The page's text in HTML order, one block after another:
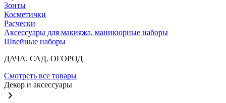
Зонты
Косметички
Расчески
Аксессуары для макияжа, маникюрные наборы
Швейные наборы
ДАЧА. САД. ОГОРОД
Смотреть все товары
Декор и аксессуары